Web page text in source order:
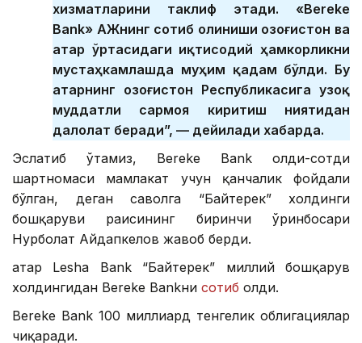
хизматларини таклиф этади. «Bereke
Bank» АЖнинг сотиб олиниши Қозоғистон ва
Қатар ўртасидаги иқтисодий ҳамкорликни
мустаҳкамлашда муҳим қадам бўлди. Бу
Қатарнинг Қозоғистон Республикасига узоқ
муддатли сармоя киритиш ниятидан
далолат беради”, — дейилади хабарда.
Эслатиб ўтамиз, Bereke Bank олди-сотди
шартномаси мамлакат учун қанчалик фойдали
бўлган, деган саволга “Байтерек” холдинги
бошқаруви раисининг биринчи ўринбосари
Нурболат Айдапкелов жавоб берди.
Қатар Lesha Bank “Байтерек” миллий бошқарув
холдингидан Bereke Bankни сотиб олди.
Bereke Bank 100 миллиард тенгелик облигациялар
чиқаради.